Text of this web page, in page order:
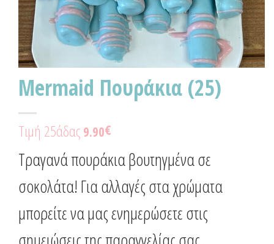
Mermaid Πουράκια (25)
Τιμή 25άδας 9.90€
Τραγανά πουράκια βουτηγμένα σε
σοκολάτα! Για αλλαγές στα χρώματα
μπορείτε να μας ενημερώσετε στις